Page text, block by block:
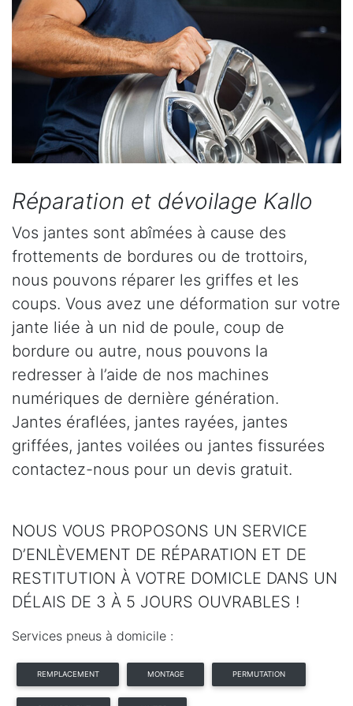
Réparation et dévoilage Kallo
Vos jantes sont abîmées à cause des
frottements de bordures ou de trottoirs,
nous pouvons réparer les griffes et les
coups. Vous avez une déformation sur votre
jante liée à un nid de poule, coup de
bordure ou autre, nous pouvons la
redresser à l’aide de nos machines
numériques de dernière génération.
Jantes éraflées, jantes rayées, jantes
griffées, jantes voilées ou jantes fissurées
contactez-nous pour un devis gratuit.
NOUS VOUS PROPOSONS UN SERVICE
D’ENLÈVEMENT DE RÉPARATION ET DE
RESTITUTION À VOTRE DOMICLE DANS UN
DÉLAIS DE 3 À 5 JOURS OUVRABLES !
Services pneus à domicile :
REMPLACEMENT MONTAGE PERMUTATION